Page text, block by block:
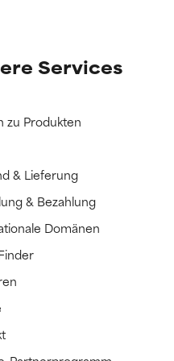
Services
zu Produkten
& Lieferung
& Bezahlung
Domänen